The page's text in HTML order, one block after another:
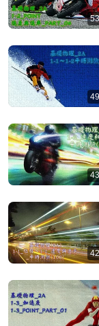
Papi醬在紐
观视界 • 30K